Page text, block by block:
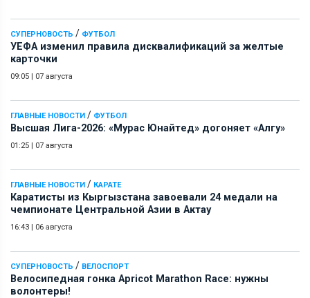
СУПЕРНОВОСТЬ / ФУТБОЛ
УЕФА изменил правила дисквалификаций за желтые
карточки
09:05 | 07 августа
ГЛАВНЫЕ НОВОСТИ / ФУТБОЛ
Высшая Лига-2026: «Мурас Юнайтед» догоняет «Алгу»
01:25 | 07 августа
ГЛАВНЫЕ НОВОСТИ / КАРАТЕ
Каратисты из Кыргызстана завоевали 24 медали на
чемпионате Центральной Азии в Актау
16:43 | 06 августа
СУПЕРНОВОСТЬ / ВЕЛОСПОРТ
Велосипедная гонка Apricot Marathon Race: нужны
волонтеры!